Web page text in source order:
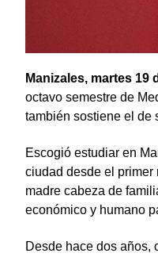
Manizales, martes 19
octavo semestre de
también sostiene el de
Escogió estudiar en
ciudad desde el primer
madre cabeza de
económico y humano
Desde hace dos años,